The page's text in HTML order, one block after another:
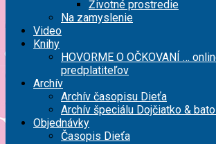
Životné prostredie
Na zamyslenie
Video
Knihy
HOVORME O OČKOVANÍ …
predplatiteľov
Archív
Archív časopisu Dieťa
Archív špeciálu Dojčiatko &
Objednávky
Časopis Dieťa